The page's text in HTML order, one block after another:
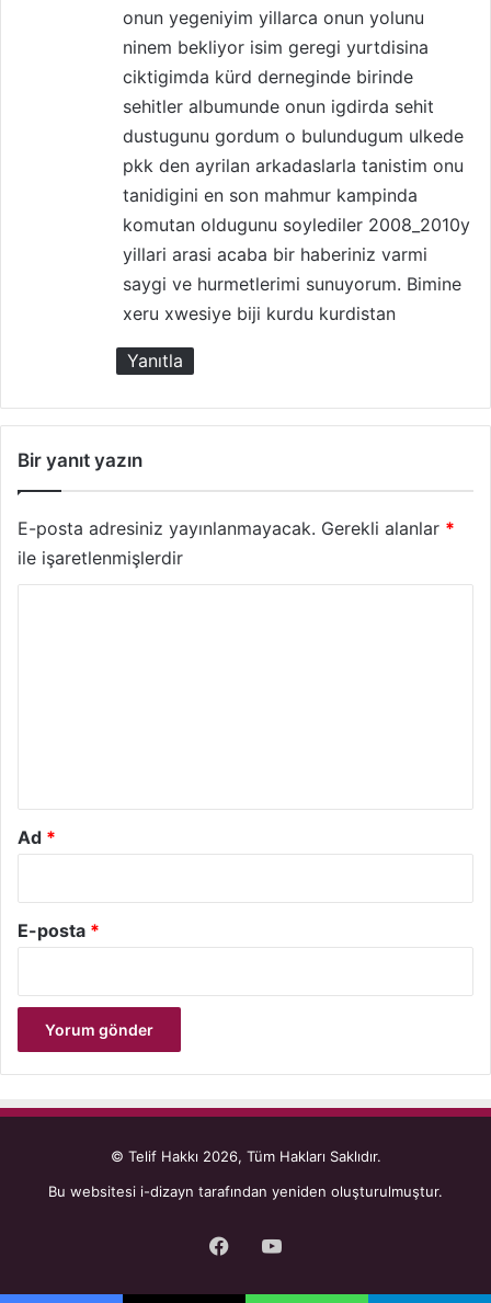
onun yegeniyim yillarca onun yolunu
ninem bekliyor isim geregi yurtdisina
ciktigimda kürd derneginde birinde
sehitler albumunde onun igdirda sehit
dustugunu gordum o bulundugum ulkede
pkk den ayrilan arkadaslarla tanistim onu
tanidigini en son mahmur kampinda
komutan oldugunu soylediler 2008_2010y
yillari arasi acaba bir haberiniz varmi
saygi ve hurmetlerimi sunuyorum. Bimine
xeru xwesiye biji kurdu kurdistan
Yanıtla
Bir yanıt yazın
E-posta adresiniz yayınlanmayacak. Gerekli alanlar *
ile işaretlenmişlerdir
Ad *
E-posta *
© Telif Hakkı 2026, Tüm Hakları Saklıdır.
Bu websitesi i-dizayn tarafından yeniden oluşturulmuştur.
Facebook